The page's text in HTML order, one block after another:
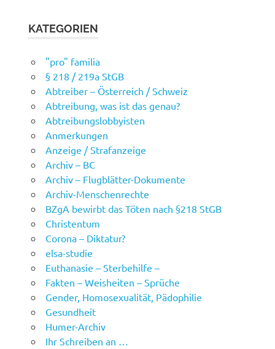
KATEGORIEN
"pro" familia
§ 218 / 219a StGB
Abtreiber – Österreich / Schweiz
Abtreibung, was ist das genau?
Abtreibungslobbyisten
Anmerkungen
Anzeige / Strafanzeige
Archiv – BC
Archiv – Flugblätter-Dokumente
Archiv-Menschenrechte
BZgA bewirbt das Töten nach §218 StGB
Christentum
Corona – Diktatur?
elsa-studie
Euthanasie – Sterbehilfe –
Fakten – Weisheiten – Sprüche
Gender, Homosexualität, Pädophilie
Gesundheit
Humer-Archiv
Ihr Schreiben an …